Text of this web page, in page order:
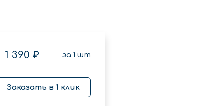
1 390 ₽ за 1 шт
Заказать в 1 клик